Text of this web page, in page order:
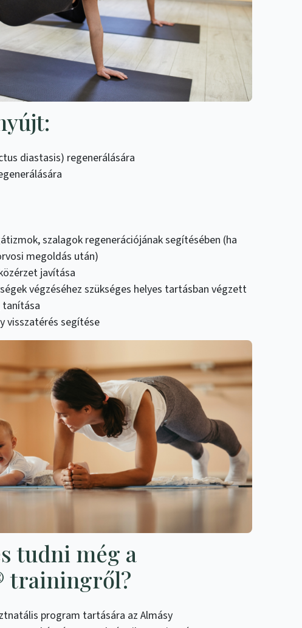
diastasis) regenerálására
szalagok regenerációjának segítésében (ha
megoldás után)
javítása
végzéséhez szükséges helyes tartásban végzett
tanítása
visszatérés segítése
tudni még a
trainingről?
program tartására az Almásy